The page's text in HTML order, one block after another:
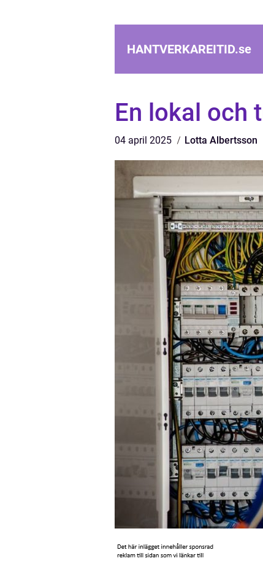
HANTVERKAREITID.se
En lokal och
04 april 2025 Lotta Albertsson